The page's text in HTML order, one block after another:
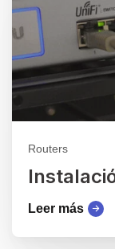
Routers
Leer más